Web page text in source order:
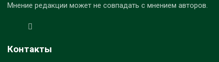
Мнение редакции может не совпадать с мнением авторов.
Контакты